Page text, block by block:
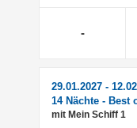
-
29.01.2027 -
14 Nächte - Best
mit Mein Schiff 1